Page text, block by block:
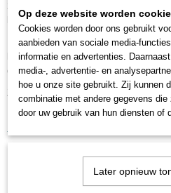
2 ombouwrijtuigen Byg 514, 2e klas, en
klas, zoals ze er rond 1973 uitzagen
Deutsche Bundesbahn (DB) .
Model:Alle wagens met mechaniek
de buffers 409 mm
Zomernieuws Minitrix 2024
Op deze website worden
Cookies worden door ons gebruikt
aanbieden van sociale media-
informatie en advertenties.
media-, advertentie- en
hoe u onze site gebruikt. Zij kunnen
combinatie met andere gegevens
door uw gebruik van hun diensten of
Later opnieuw